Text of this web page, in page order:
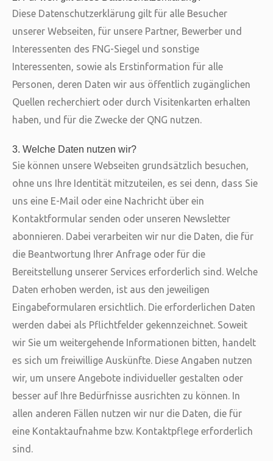
Diese Datenschutzerklärung gilt für alle Besucher
unserer Webseiten, für unsere Partner, Bewerber und
Interessenten des FNG-Siegel und sonstige
Interessenten, sowie als Erstinformation für alle
Personen, deren Daten wir aus öffentlich zugänglichen
Quellen recherchiert oder durch Visitenkarten erhalten
haben, und für die Zwecke der QNG nutzen.
3. Welche Daten nutzen wir?
Sie können unsere Webseiten grundsätzlich besuchen,
ohne uns Ihre Identität mitzuteilen, es sei denn, dass Sie
uns eine E-Mail oder eine Nachricht über ein
Kontaktformular senden oder unseren Newsletter
abonnieren. Dabei verarbeiten wir nur die Daten, die für
die Beantwortung Ihrer Anfrage oder für die
Bereitstellung unserer Services erforderlich sind. Welche
Daten erhoben werden, ist aus den jeweiligen
Eingabeformularen ersichtlich. Die erforderlichen Daten
werden dabei als Pflichtfelder gekennzeichnet. Soweit
wir Sie um weitergehende Informationen bitten, handelt
es sich um freiwillige Auskünfte. Diese Angaben nutzen
wir, um unsere Angebote individueller gestalten oder
besser auf Ihre Bedürfnisse ausrichten zu können. In
allen anderen Fällen nutzen wir nur die Daten, die für
eine Kontaktaufnahme bzw. Kontaktpflege erforderlich
sind.